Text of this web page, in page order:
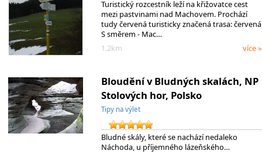
Turistický rozcestník leží na křižovatce cest
mezi pastvinami nad Machovem. Prochází
tudy červená turisticky značená trasa: červená
S směrem - Mac…
1.2km
více »
Bloudění v Bludných skalách, NP
Stolových hor, Polsko
Tipy na výlet
Bludné skály, které se nachází nedaleko
Náchoda, u příjemného lázeňského…